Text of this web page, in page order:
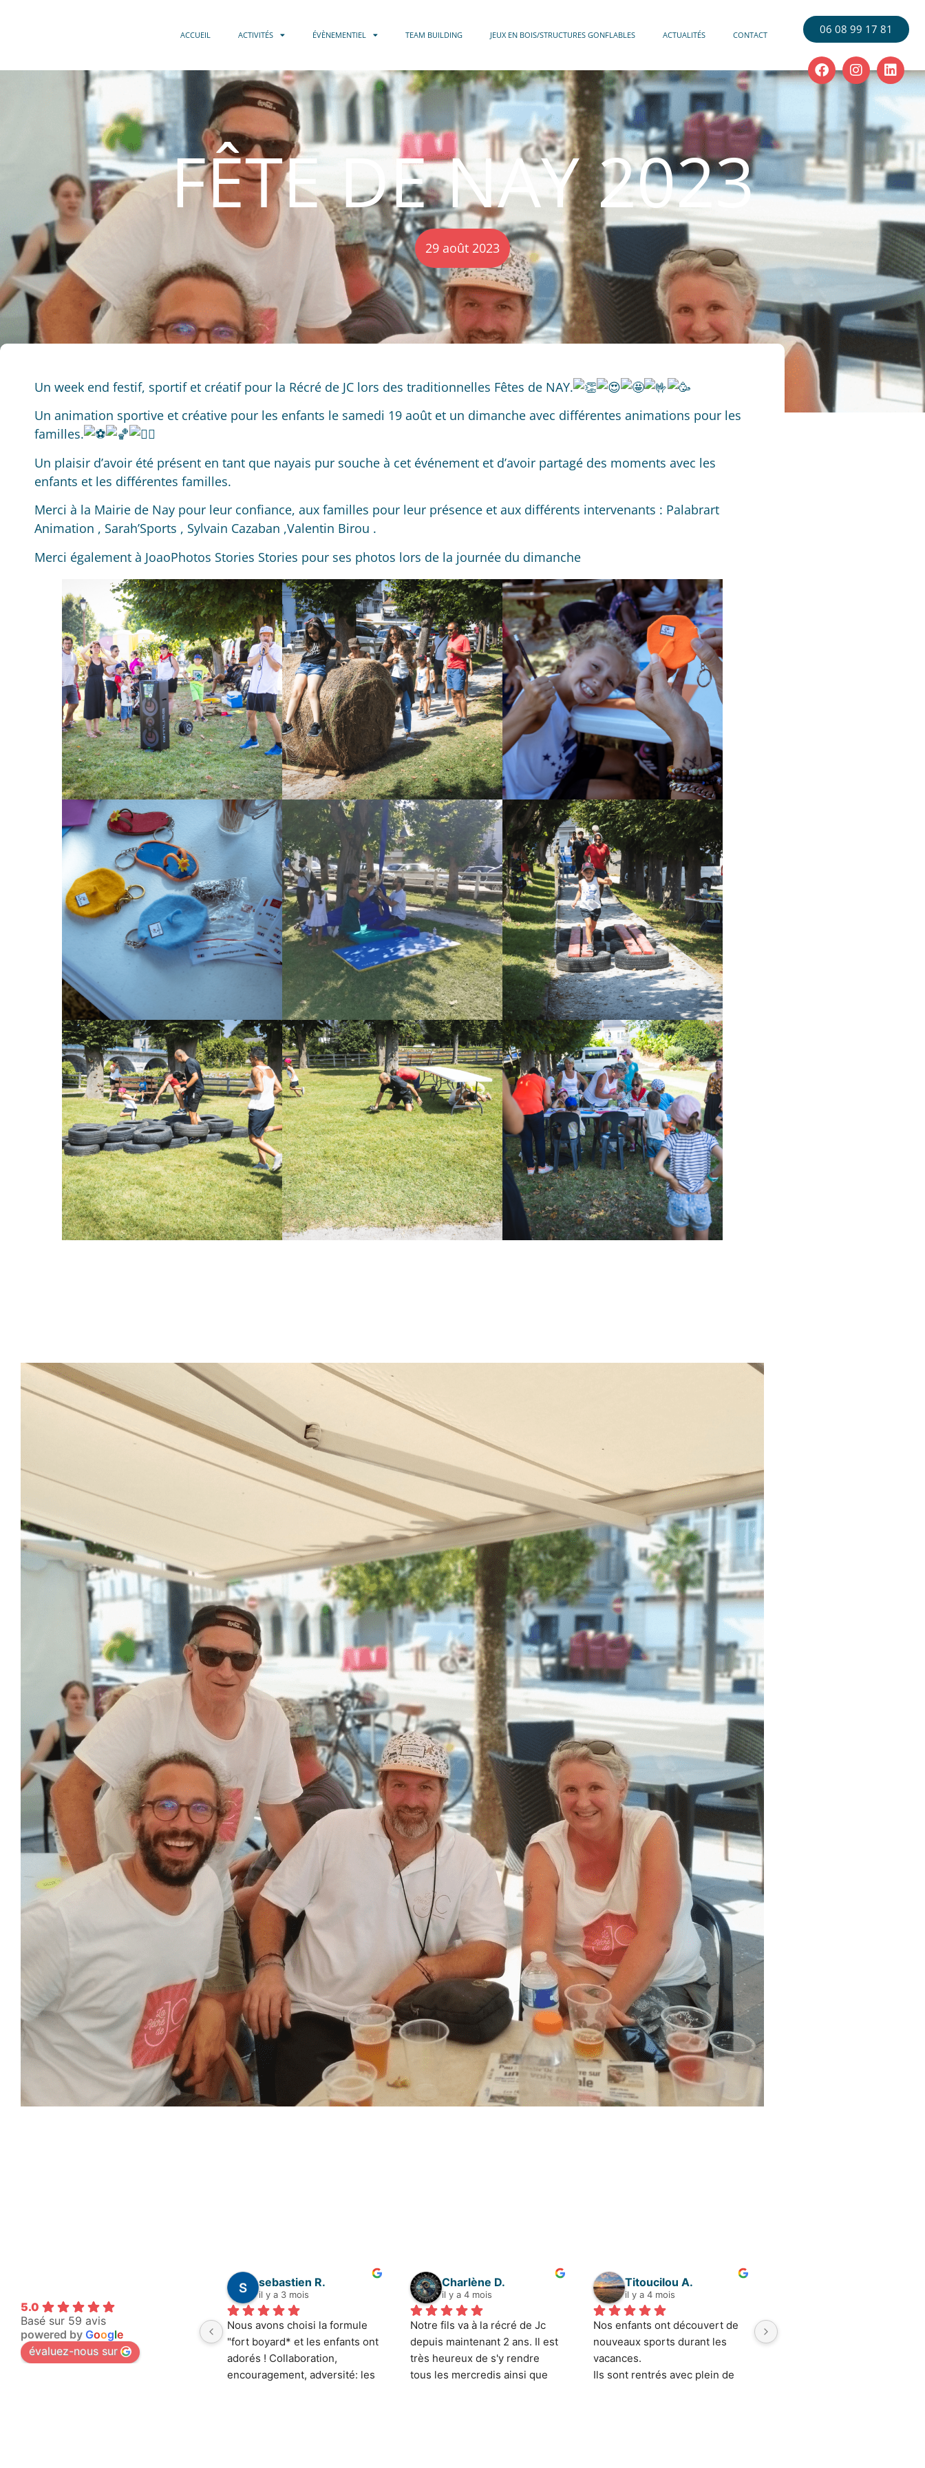
ACCUEIL ACTIVITÉS ÉVÈNEMENTIEL TEAM BUILDING JEUX EN BOIS/STRUCTURES GONFLABLES ACTUALITÉS CONTACT 06 08 99 17 81
FÊTE DE NAY 2023
29 août 2023
Un week end festif, sportif et créatif pour la Récré de JC lors des traditionnelles Fêtes de NAY.
Un animation sportive et créative pour les enfants le samedi 19 août et un dimanche avec différentes animations pour les
familles.
Un plaisir d’avoir été présent en tant que nayais pur souche à cet événement et d’avoir partagé des moments avec les
enfants et les différentes familles.
Merci à la Mairie de Nay pour leur confiance, aux familles pour leur présence et aux différents intervenants : Palabrart
Animation , Sarah’Sports , Sylvain Cazaban ,Valentin Birou .
Merci également à JoaoPhotos Stories Stories pour ses photos lors de la journée du dimanche
5.0
Basé sur 59 avis
powered by Google
évaluez-nous sur
sebastien R.
il y a 3 mois
Nous avons choisi la formule
"fort boyard* et les enfants ont
adorés ! Collaboration,
encouragement, adversité: les
Charlène D.
il y a 4 mois
Notre fils va à la récré de Jc
depuis maintenant 2 ans. Il est
très heureux de s'y rendre
tous les mercredis ainsi que
Titoucilou A.
il y a 4 mois
Nos enfants ont découvert de
nouveaux sports durant les
vacances.
Ils sont rentrés avec plein de
Mon petit est toujours ravi de